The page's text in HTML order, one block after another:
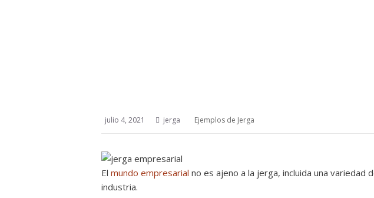
julio 4, 2021 jerga Ejemplos de Jerga
El mundo empresarial no es ajeno a la jerga, incluida una variedad
industria.